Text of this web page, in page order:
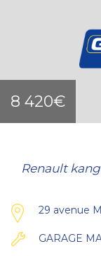
8 420€
Renault
29 avenue
GARAGE